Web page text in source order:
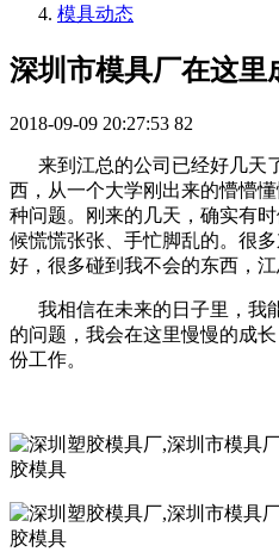
模具动态
深圳市模具厂在这里
2018-09-09 20:27:53 82
来到江总的公司已经好几天
西，从一个大学刚出来的懵懵
种问题。刚来的几天，确实有
候慌慌张张、手忙脚乱的。很
好，很多碰到我不会的东西，江
我相信在未来的日子里，我
的问题，我会在这里慢慢的成
份工作。